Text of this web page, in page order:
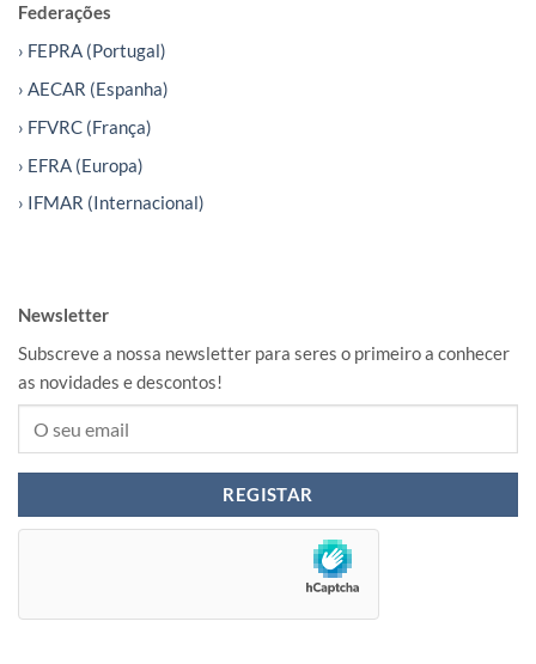
Federações
› FEPRA (Portugal)
› AECAR (Espanha)
› FFVRC (França)
› EFRA (Europa)
› IFMAR (Internacional)
Newsletter
Subscreve a nossa newsletter para seres o primeiro a conhecer
as novidades e descontos!